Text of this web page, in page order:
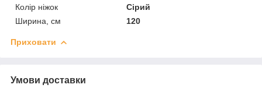
Колір ніжок
Сірий
Ширина, см
120
Приховати
Умови доставки